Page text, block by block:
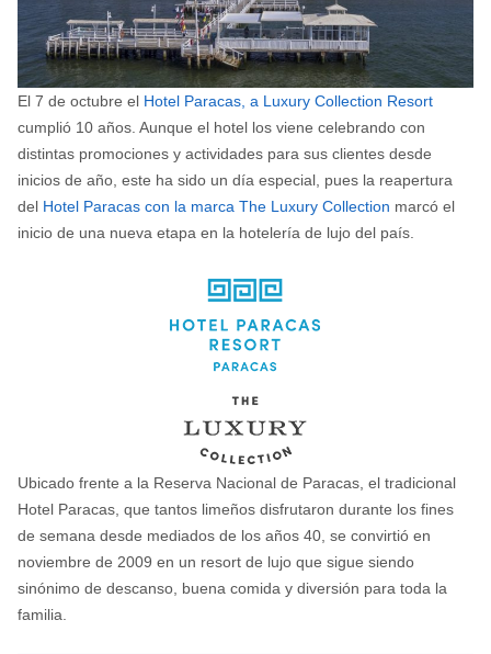
El 7 de octubre el Hotel Paracas, a Luxury Collection Resort
cumplió 10 años. Aunque el hotel los viene celebrando con
distintas promociones y actividades para sus clientes desde
inicios de año, este ha sido un día especial, pues la reapertura
del Hotel Paracas con la marca The Luxury Collection marcó el
inicio de una nueva etapa en la hotelería de lujo del país.
Ubicado frente a la Reserva Nacional de Paracas, el tradicional
Hotel Paracas, que tantos limeños disfrutaron durante los fines
de semana desde mediados de los años 40, se convirtió en
noviembre de 2009 en un resort de lujo que sigue siendo
sinónimo de descanso, buena comida y diversión para toda la
familia.